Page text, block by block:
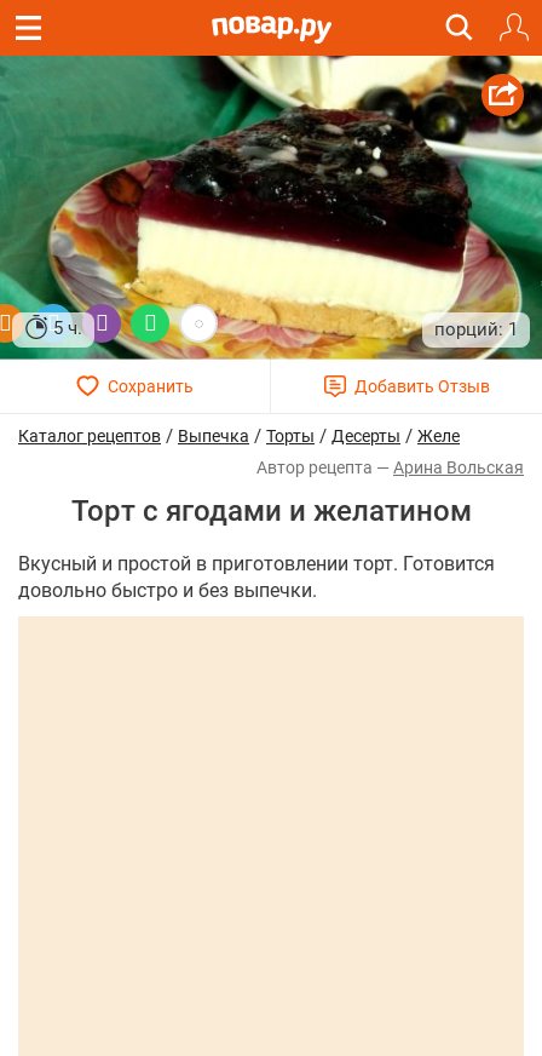
5 ч. 1
Каталог рецептов / Выпечка / Торты / Десерты / Желе
Арина Вольская
Торт с ягодами и желатином
Вкусный и простой в приготовлении торт. Готовится
довольно быстро и без выпечки.